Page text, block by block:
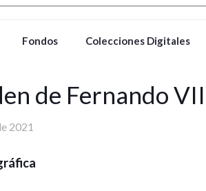
Fondos Colecciones Digitales
de Fernando
2021